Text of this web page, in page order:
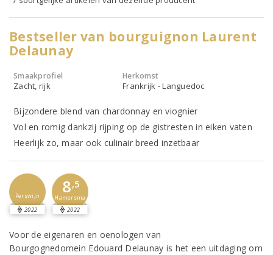
Bestseller van bourguignon Laurent
Delaunay
Smaakprofiel
Zacht, rijk
Herkomst
Frankrijk - Languedoc
Bijzondere blend van chardonnay en viognier
Vol en romig dankzij rijping op de gistresten in eiken vaten
Heerlijk zo, maar ook culinair breed inzetbaar
Perswijn
2022
8,5
Hamersma
2022
Voor de eigenaren en oenologen van
Bourgognedomein Edouard Delaunay is het een uitdaging om